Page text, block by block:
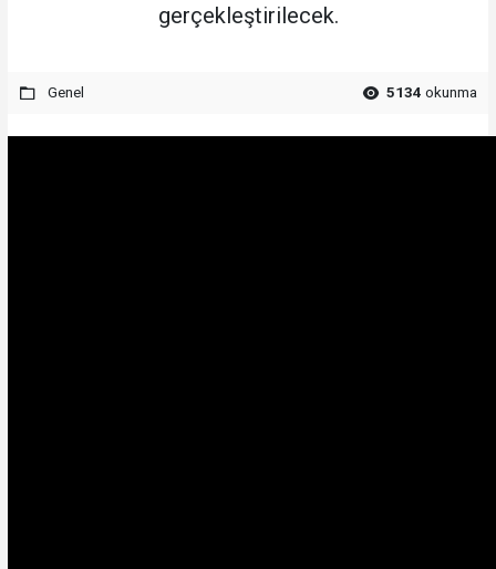
gerçekleştirilecek.
Genel 5134 okunma